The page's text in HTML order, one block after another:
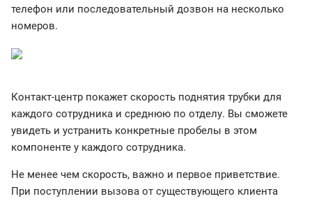
телефон или последовательный дозвон на несколько
номеров.
Контакт-центр покажет скорость поднятия трубки для
каждого сотрудника и среднюю по отделу. Вы сможете
увидеть и устранить конкретные пробелы в этом
компоненте у каждого сотрудника.
Не менее чем скорость, важно и первое приветствие.
При поступлении вызова от существующего клиента